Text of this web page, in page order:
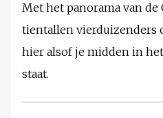
Met het panorama van
tientallen vierduizenders
hier alsof je midden in
staat.